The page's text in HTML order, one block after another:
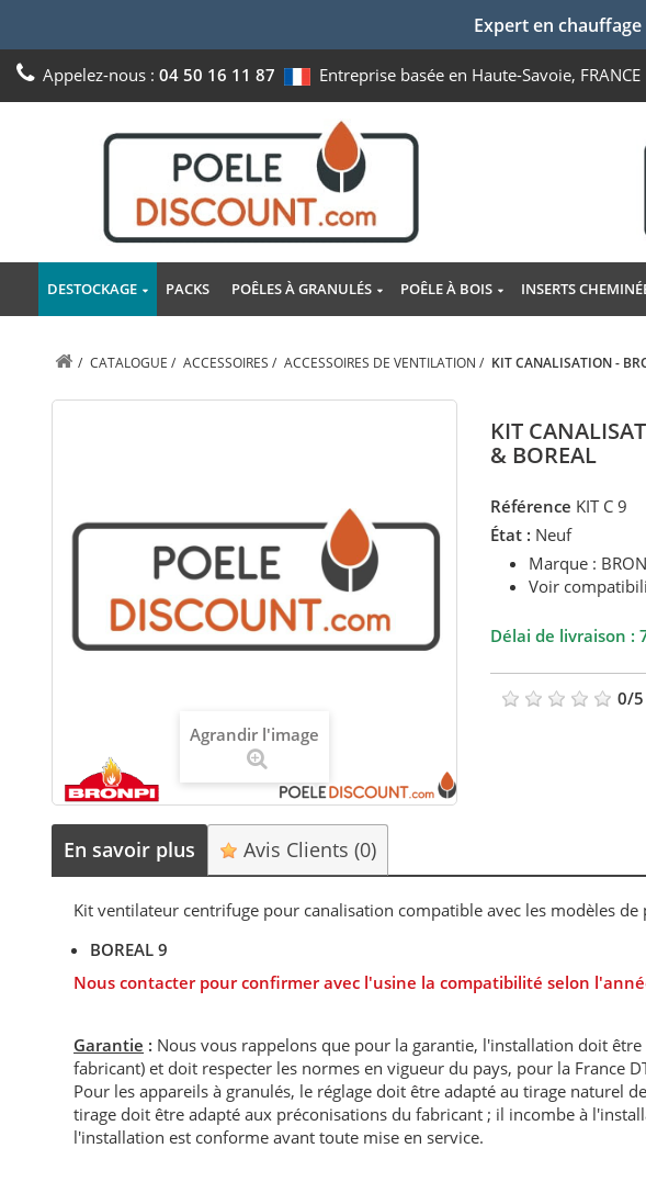
Expert en
Appelez-nous : 04 50 16 11 87 Entreprise basée en Haute-Savoie, FRANCE
DESTOCKAGE PACKS POÊLES À GRANULÉS POÊLE À BOIS INSERTS
/ CATALOGUE / ACCESSOIRES / ACCESSOIRES DE VENTILATION / KIT CANALISATION -
Agrandir l'image
KIT
& BOREAL
Référence KIT C 9
État : Neuf
Marque :
Voir
Délai de livraison :
0/5
En savoir plus Avis Clients(0)
Kit ventilateur centrifuge pour canalisation compatible avec les modèles de
BOREAL 9
Nous contacter pour confirmer avec l'usine la compatibilité selon
Garantie : Nous vous rappelons que pour la garantie, l'installation doit
fabricant) et doit respecter les normes en vigueur du pays, pour la France
Pour les appareils à granulés, le réglage doit être adapté au tirage naturel
tirage doit être adapté aux préconisations du fabricant ; il incombe à
l'installation est conforme avant toute mise en service.